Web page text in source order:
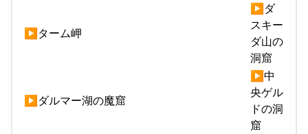
▶ターム岬
▶ダ
スキー
ダ山の
洞窟
▶ダルマー湖の魔窟
▶中
央ゲル
ドの洞
窟